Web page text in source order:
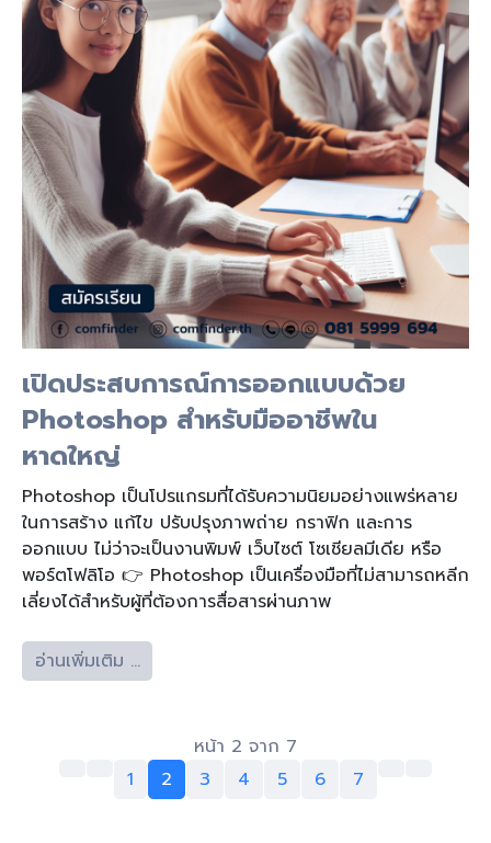
เปิดประสบการณ์การออกแบบด้วย
Photoshop สำหรับมืออาชีพใน
หาดใหญ่
Photoshop เป็นโปรแกรมที่ได้รับความนิยมอย่างแพร่หลาย
ในการสร้าง แก้ไข ปรับปรุงภาพถ่าย กราฟิก และการ
ออกแบบ ไม่ว่าจะเป็นงานพิมพ์ เว็บไซต์ โซเชียลมีเดีย หรือ
พอร์ตโฟลิโอ 👉 Photoshop เป็นเครื่องมือที่ไม่สามารถหลีก
เลี่ยงได้สำหรับผู้ที่ต้องการสื่อสารผ่านภาพ
อ่านเพิ่มเติม …
1 2 3 4 5 6 7
หน้า 2 จาก 7